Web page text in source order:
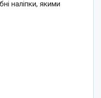
наліпки, якими